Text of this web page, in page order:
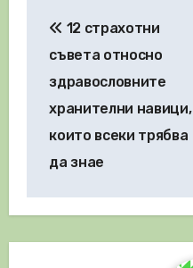
12 страхотни
съвета относно
здравословните
хранителни навици,
които всеки трябва
да знае